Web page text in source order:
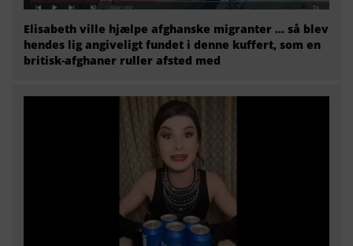
Elisabeth ville hjælpe afghanske migranter … så blev
hendes lig angiveligt fundet i denne kuffert, som en
britisk-afghaner ruller afsted med